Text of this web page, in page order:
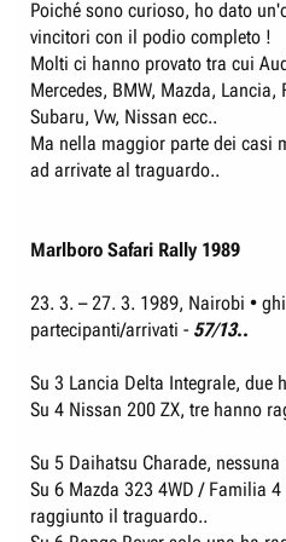
7.Volkswagen 1954, 1957, 1962 (
10.Audi
1987 (1vittoria)
10.DKW
1956 (1vittoria)
10.Opel
1983 (1vittoria)
10.Volvo 1965 ( 1 vittoria)
mentre gli ultimi 7 ( quelli da 3 e 1
occasionalmente
??
Poiché sono curioso, ho dato
vincitori con il podio completo !
Molti ci hanno provato tra cui
Mercedes, BMW, Mazda, Lancia,
Subaru, Vw, Nissan ecc..
Ma nella maggior parte dei casi
ad arrivate al traguardo..
Marlboro Safari Rally 1989
23. 3. – 27. 3. 1989, Nairobi •
partecipanti/arrivati - 57/13..
Su 3 Lancia Delta Integrale, due
Su 4 Nissan 200 ZX, tre hanno
Su 5 Daihatsu Charade,
Su 6 Mazda 323 4WD / Familia 4
raggiunto il traguardo..